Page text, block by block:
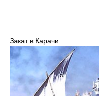
Закат в Карачи